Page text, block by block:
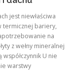
jest niewłaściwa
termicznej bariery,
na
z wełny mineralnej
U nie
warstwy